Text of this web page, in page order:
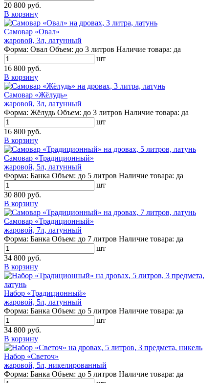
20 800 руб.
В корзину
Самовар «Овал»
жаровой, 3л, латунный
Форма: Овал Объем: до 3 литров Наличие товара: да
шт
16 800 руб.
В корзину
Самовар «Жёлудь»
жаровой, 3л, латунный
Форма: Жёлудь Объем: до 3 литров Наличие товара: да
шт
16 800 руб.
В корзину
Самовар «Традиционный»
жаровой, 5л, латунный
Форма: Банка Объем: до 5 литров Наличие товара: да
шт
30 800 руб.
В корзину
Самовар «Традиционный»
жаровой, 7л, латунный
Форма: Банка Объем: до 7 литров Наличие товара: да
шт
34 800 руб.
В корзину
Набор «Традиционный»
жаровой, 5л, латунный
Форма: Банка Объем: до 5 литров Наличие товара: да
шт
34 800 руб.
В корзину
Набор «Светоч»
жаровой, 5л, никелированный
Форма: Банка Объем: до 5 литров Наличие товара: да